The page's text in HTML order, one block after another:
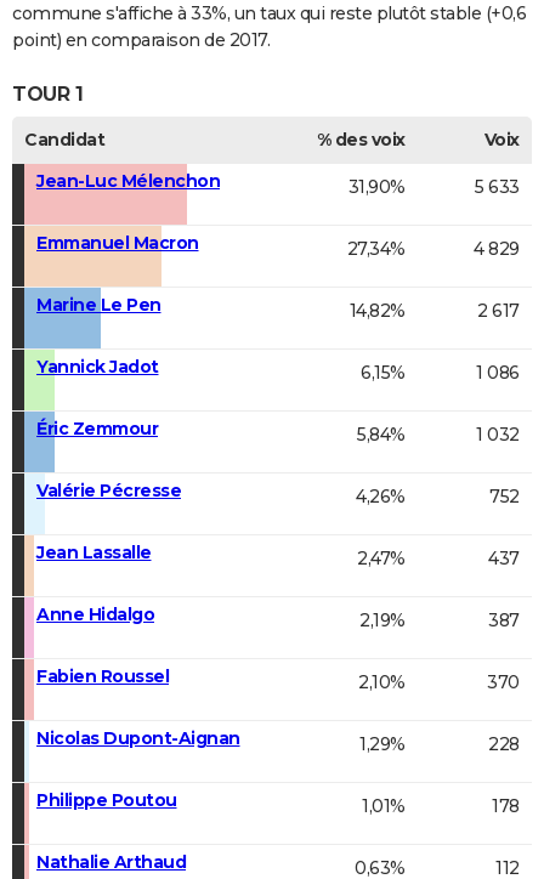
commune s'affiche à 33%, un taux qui reste plutôt stable (+0,6
point) en comparaison de 2017.
TOUR 1
Candidat % des voix
Voix
Jean-Luc Mélenchon
31,90% 5 633
Emmanuel Macron 27,34% 4 829
Marine Le Pen 14,82% 2 617
Yannick Jadot 6,15% 1 086
Éric Zemmour 5,84% 1 032
Valérie Pécresse 4,26% 752
Jean Lassalle 2,47% 437
Anne Hidalgo 2,19% 387
Fabien Roussel 2,10% 370
Nicolas Dupont-Aignan 1,29% 228
Philippe Poutou 1,01% 178
Nathalie Arthaud 0,63% 112